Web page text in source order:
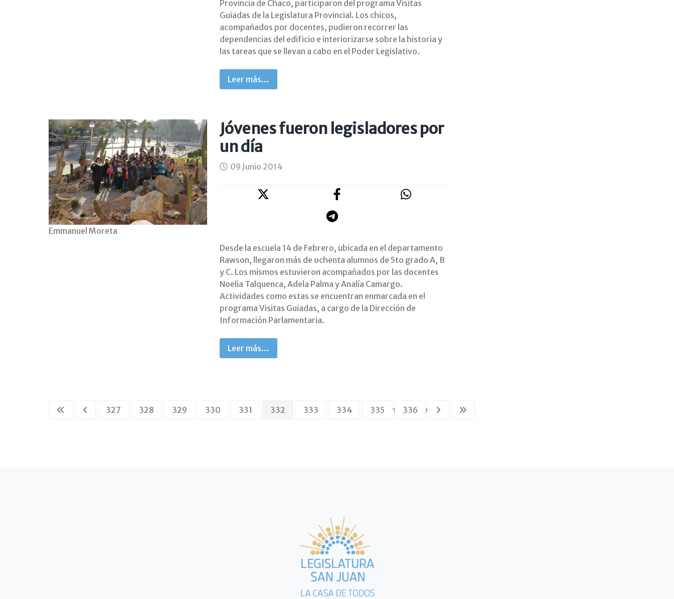
Provincia de Chaco, participaron del programa Visitas
Guiadas de la Legislatura Provincial. Los chicos,
acompañados por docentes, pudieron recorrer las
dependencias del edificio e interiorizarse sobre la historia y
las tareas que se llevan a cabo en el Poder Legislativo.
Leer más…
Emmanuel Moreta
Jóvenes fueron legisladores por
un día
09 Junio 2014
Desde la escuela 14 de Febrero, ubicada en el departamento
Rawson, llegaron más de ochenta alumnos de 5to grado A, B
y C. Los mismos estuvieron acompañados por las docentes
Noelia Talquenca, Adela Palma y Analía Camargo.
Actividades como estas se encuentran enmarcada en el
programa Visitas Guiadas, a cargo de la Dirección de
Información Parlamentaria.
Leer más…
Página 332 de 394
327 328 329 330 331 332 333 334 335 336